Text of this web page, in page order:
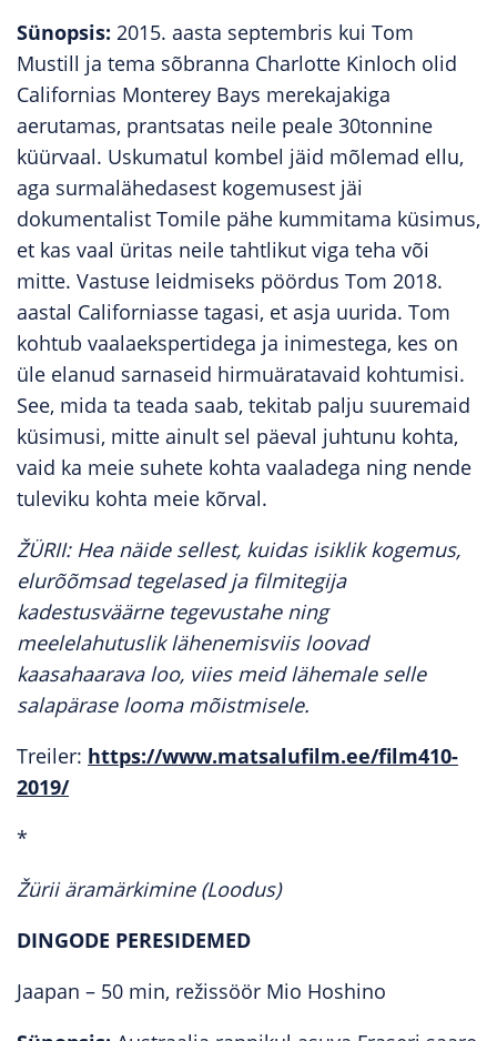
Sünopsis: 2015. aasta septembris kui Tom
Mustill ja tema sõbranna Charlotte Kinloch olid
Californias Monterey Bays merekajakiga
aerutamas, prantsatas neile peale 30tonnine
küürvaal. Uskumatul kombel jäid mõlemad ellu,
aga surmalähedasest kogemusest jäi
dokumentalist Tomile pähe kummitama küsimus,
et kas vaal üritas neile tahtlikut viga teha või
mitte. Vastuse leidmiseks pöördus Tom 2018.
aastal Californiasse tagasi, et asja uurida. Tom
kohtub vaalaekspertidega ja inimestega, kes on
üle elanud sarnaseid hirmuäratavaid kohtumisi.
See, mida ta teada saab, tekitab palju suuremaid
küsimusi, mitte ainult sel päeval juhtunu kohta,
vaid ka meie suhete kohta vaaladega ning nende
tuleviku kohta meie kõrval.
ŽÜRII: Hea näide sellest, kuidas isiklik kogemus,
elurõõmsad tegelased ja filmitegija
kadestusväärne tegevustahe ning
meelelahutuslik lähenemisviis loovad
kaasahaarava loo, viies meid lähemale selle
salapärase looma mõistmisele.
Treiler: https://www.matsalufilm.ee/film410-
2019/
*
Žürii äramärkimine (Loodus)
DINGODE PERESIDEMED
Jaapan – 50 min, režissöör Mio Hoshino